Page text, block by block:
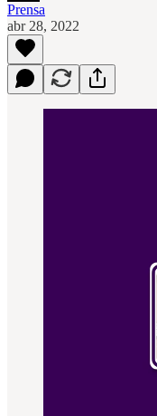
Prensa
abr 28, 2022